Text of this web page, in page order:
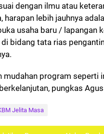
dengan ilmu atau
harapan lebih jauhnya
usaha baru / lapangan
bidang tata rias
mudahan program seperti
pungkas
Jelita Masa